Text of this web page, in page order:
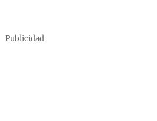
Publicidad